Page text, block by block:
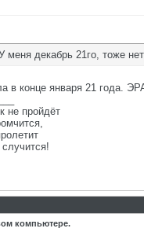
меня декабрь 21го, тоже
в конце января 21 года.
не пройдёт
компьютере.